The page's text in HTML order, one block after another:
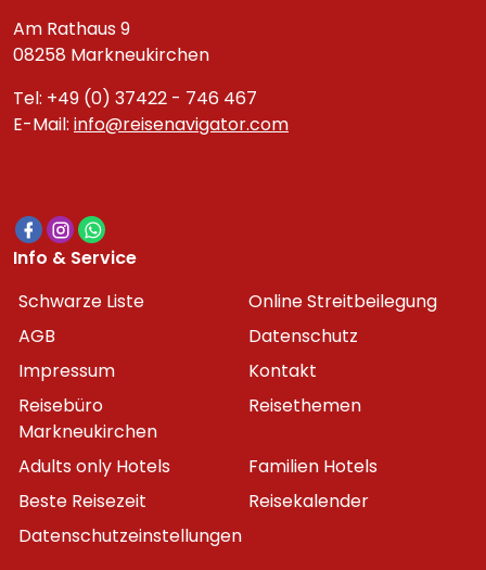
Am Rathaus 9
08258 Markneukirchen
Tel: +49 (0) 37422 - 746 467
E-Mail: info@reisenavigator.com
Info & Service
Schwarze Liste
Online Streitbeilegung
AGB
Datenschutz
Impressum
Kontakt
Reisebüro
Markneukirchen
Reisethemen
Adults only Hotels
Familien Hotels
Beste Reisezeit
Reisekalender
Datenschutzeinstellungen